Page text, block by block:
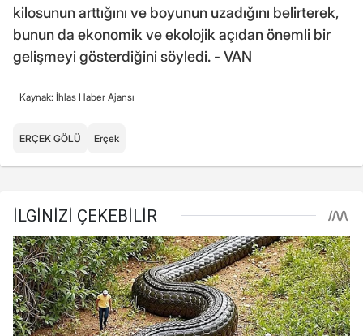
kilosunun arttığını ve boyunun uzadığını belirterek,
bunun da ekonomik ve ekolojik açıdan önemli bir
gelişmeyi gösterdiğini söyledi. - VAN
Kaynak: İhlas Haber Ajansı
ERÇEK GÖLÜ Erçek